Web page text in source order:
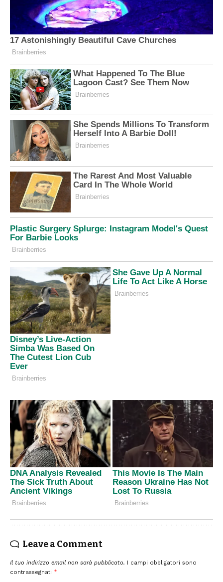
Leave a Comment
Il tuo indirizzo email non sarà pubblicato. I campi obbligatori sono
contrassegnati *